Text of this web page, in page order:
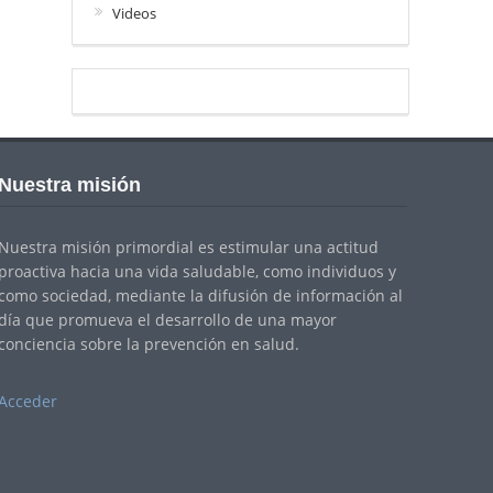
Videos
misión
misión primordial es estimular una actitud
hacia una vida saludable, como individuos y
sociedad, mediante la difusión de información al
que promueva el desarrollo de una mayor
sobre la prevención en salud.